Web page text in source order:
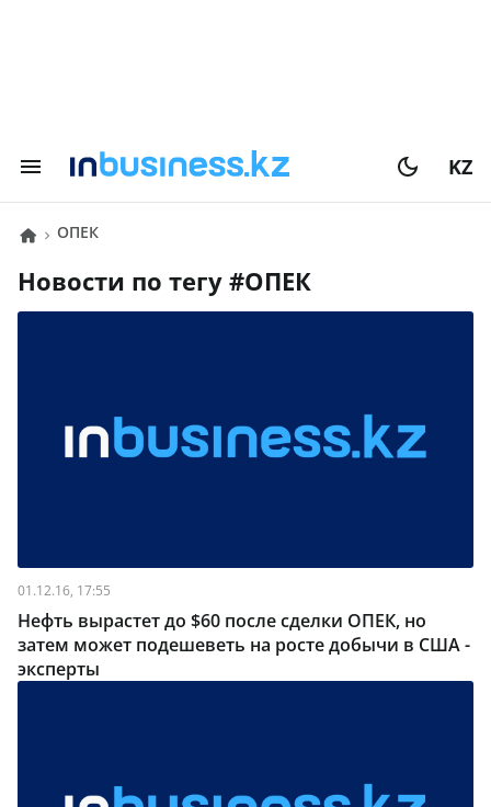
KZ
ОПЕК
Новости по тегу # ОПЕК
01.12.16, 17:55
Нефть вырастет до $60 после сделки ОПЕК, но
затем может подешеветь на росте добычи в США -
эксперты